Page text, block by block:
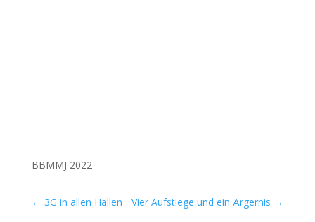
BBMMJ 2022
← 3G in allen Hallen Vier Aufstiege und ein Ärgernis →